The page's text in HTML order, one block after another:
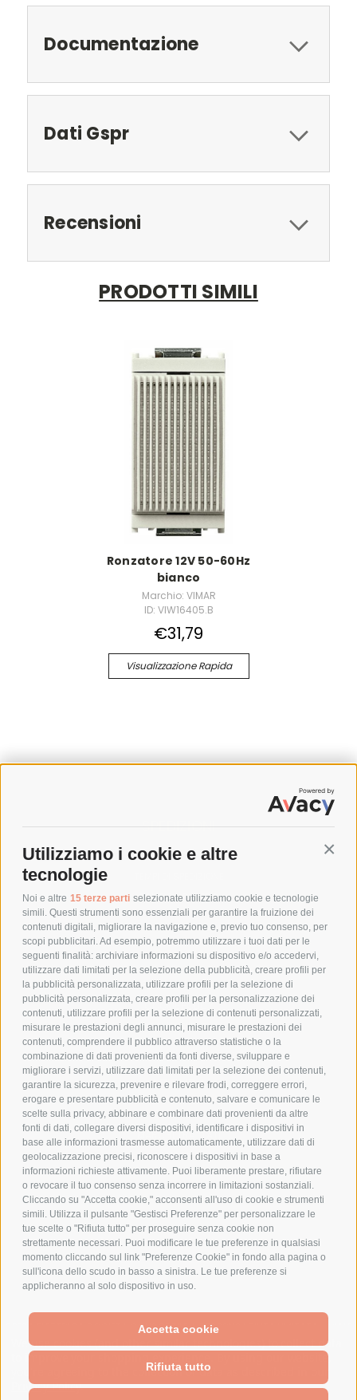
Utilizziamo i cookie e altre
tecnologie
Noi e altre 15 terze parti selezionate utilizziamo cookie e tecnologie
simili. Questi strumenti sono essenziali per garantire la fruizione dei
contenuti digitali, migliorare la navigazione e, previo tuo consenso, per
scopi pubblicitari. Ad esempio, potremmo utilizzare i tuoi dati per le
seguenti finalità: archiviare informazioni su dispositivo e/o accedervi,
utilizzare dati limitati per la selezione della pubblicità, creare profili per
la pubblicità personalizzata, utilizzare profili per la selezione di
pubblicità personalizzata, creare profili per la personalizzazione dei
contenuti, utilizzare profili per la selezione di contenuti personalizzati,
misurare le prestazioni degli annunci, misurare le prestazioni dei
contenuti, comprendere il pubblico attraverso statistiche o la
combinazione di dati provenienti da fonti diverse, sviluppare e
migliorare i servizi, utilizzare dati limitati per la selezione dei contenuti,
garantire la sicurezza, prevenire e rilevare frodi, correggere errori,
erogare e presentare pubblicità e contenuto, salvare e comunicare le
scelte sulla privacy, abbinare e combinare dati provenienti da altre
fonti di dati, collegare diversi dispositivi, identificare i dispositivi in
base alle informazioni trasmesse automaticamente, utilizzare dati di
geolocalizzazione precisi, riconoscere i dispositivi in base a
informazioni richieste attivamente. Puoi liberamente prestare, rifiutare
o revocare il tuo consenso senza incorrere in limitazioni sostanziali.
Cliccando su "Accetta cookie," acconsenti all'uso di cookie e strumenti
simili. Utilizza il pulsante "Gestisci Preferenze" per personalizzare le
tue scelte o "Rifiuta tutto" per proseguire senza cookie non
strettamente necessari. Puoi modificare le tue preferenze in qualsiasi
momento cliccando sul link "Preferenze Cookie" in fondo alla pagina o
sull'icona dello scudo in basso a sinistra. Le tue preferenze si
applicheranno al solo dispositivo in uso.
Accetta cookie
Rifiuta tutto
Documentazione
Dati Gspr
Recensioni
PRODOTTI SIMILI
Ronzatore 12V 50-60Hz
bianco
Marchio: VIMAR
ID: VIW16405.B
€31,79
Visualizzazione Rapida
SPEDIZIONI
COSTI DI SPEDIZIONE
POLITICA DI RESO
POLICY
PRIVACY POLICY
COOKIE POLICY
PAGAMENTI SICURI
AZIENDA
CHI SIAMO
MARCHI TRATTATI
CONDOMINI
Bonifico
Bancario
SPESA ELETTRICA SOCIETA CONSORTILE A RESPONSABILITA LIMITATA - VIALE
MILANOFIORI, STRADA 4 - PALAZZO A5 20057, ASSAGO MILANO - PARTITA IVA
Powered byBigCommerce
We use cookies (and other similar technologies) to collect data
to improve your shopping experience.
By using our website,
you're agreeing to the collection of data as described in our
Privacy Policy.